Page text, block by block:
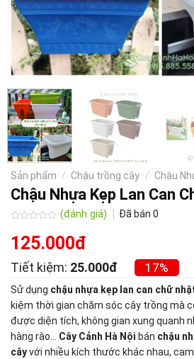
Sản phẩm / Chậu trồng cây / Chậu
Chậu Nhựa Kẹp Lan Can
xếp
hạng
5
sao
(đánh giá) Đã bán 0
125.000đ
Tiết kiệm: 25.000đ 17%
Sử dụng chậu nhựa kẹp lan can chữ
kiệm thời gian chăm sóc cây trồng mà
được diện tích, không gian xung quanh
hàng rào… Cây Cảnh Hà Nội bán chậu
câyvới nhiều kích thước khác nhau,